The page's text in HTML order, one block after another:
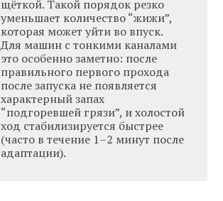
щёткой. Такой порядок резко
уменьшает количество “жижи”,
которая может уйти во впуск.
Для машин с тонкими каналами
это особенно заметно: после
правильного первого прохода
после запуска не появляется
характерный запах
“подгоревшей грязи”, и холостой
ход стабилизируется быстрее
(часто в течение 1–2 минут после
адаптации).